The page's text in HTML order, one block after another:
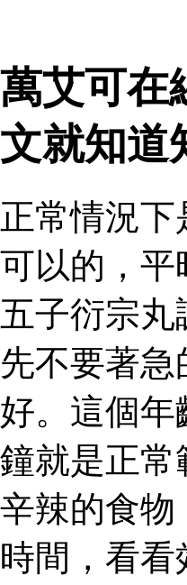
萬艾可在
文就知道
正常情況
可以的，平
五子衍宗
先不要著
好。這個
鐘就是正常
辛辣的食物
時間，看